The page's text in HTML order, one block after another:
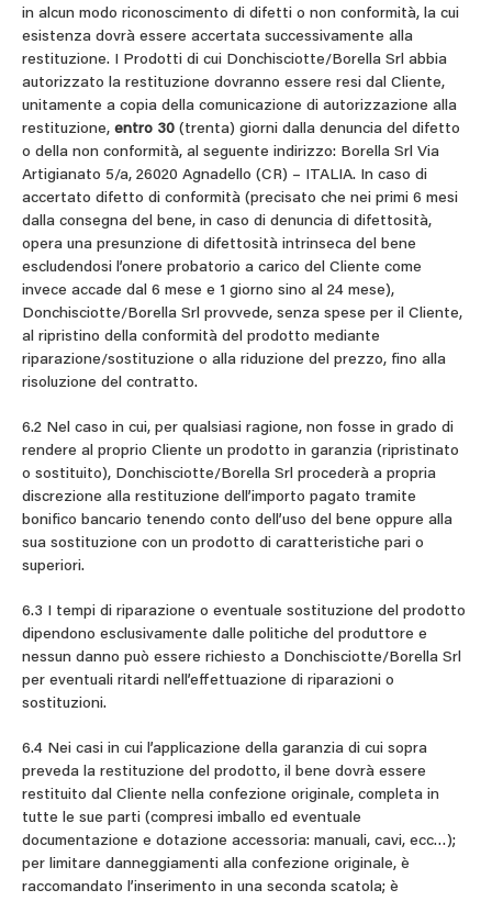
in alcun modo riconoscimento di difetti o non conformità, la cui
esistenza dovrà essere accertata successivamente alla
restituzione. I Prodotti di cui Donchisciotte/Borella Srl abbia
autorizzato la restituzione dovranno essere resi dal Cliente,
unitamente a copia della comunicazione di autorizzazione alla
restituzione, entro 30 (trenta) giorni dalla denuncia del difetto
o della non conformità, al seguente indirizzo: Borella Srl Via
Artigianato 5/a, 26020 Agnadello (CR) – ITALIA. In caso di
accertato difetto di conformità (precisato che nei primi 6 mesi
dalla consegna del bene, in caso di denuncia di difettosità,
opera una presunzione di difettosità intrinseca del bene
escludendosi l’onere probatorio a carico del Cliente come
invece accade dal 6 mese e 1 giorno sino al 24 mese),
Donchisciotte/Borella Srl provvede, senza spese per il Cliente,
al ripristino della conformità del prodotto mediante
riparazione/sostituzione o alla riduzione del prezzo, fino alla
risoluzione del contratto.
6.2 Nel caso in cui, per qualsiasi ragione, non fosse in grado di
rendere al proprio Cliente un prodotto in garanzia (ripristinato
o sostituito), Donchisciotte/Borella Srl procederà a propria
discrezione alla restituzione dell’importo pagato tramite
bonifico bancario tenendo conto dell’uso del bene oppure alla
sua sostituzione con un prodotto di caratteristiche pari o
superiori.
6.3 I tempi di riparazione o eventuale sostituzione del prodotto
dipendono esclusivamente dalle politiche del produttore e
nessun danno può essere richiesto a Donchisciotte/Borella Srl
per eventuali ritardi nell’effettuazione di riparazioni o
sostituzioni.
6.4 Nei casi in cui l’applicazione della garanzia di cui sopra
preveda la restituzione del prodotto, il bene dovrà essere
restituito dal Cliente nella confezione originale, completa in
tutte le sue parti (compresi imballo ed eventuale
documentazione e dotazione accessoria: manuali, cavi, ecc…);
per limitare danneggiamenti alla confezione originale, è
raccomandato l’inserimento in una seconda scatola; è